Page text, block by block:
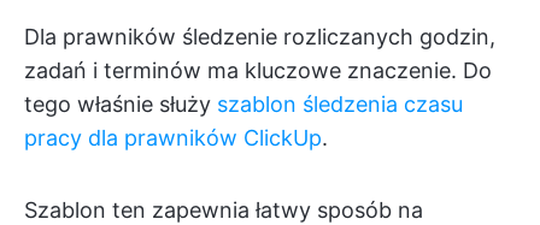
Dla prawników śledzenie rozliczanych godzin,
zadań i terminów ma kluczowe znaczenie. Do
tego właśnie służy szablon śledzenia czasu
pracy dla prawników ClickUp.
Szablon ten zapewnia łatwy sposób na